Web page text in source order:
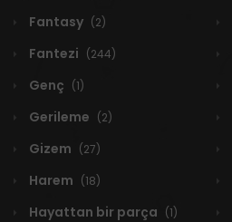
Fantasy (2)
Fantezi (244)
Genç (1)
Gerileme (2)
Gizem (27)
Harem (18)
Hayattan bir parça (1)